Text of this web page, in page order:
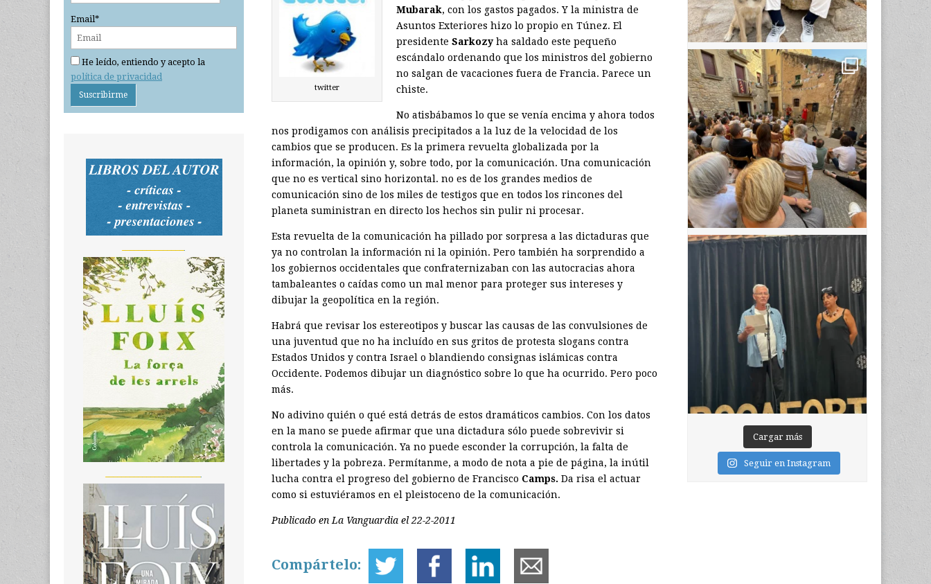
twitter
Mubarak, con los gastos pagados. Y la ministra de
Asuntos Exteriores hizo lo propio en Túnez. El
presidente Sarkozyha saldado este pequeño
escándalo ordenando que los ministros del gobierno
no salgan de vacaciones fuera de Francia. Parece un
chiste.
No atisbábamos lo que se venía encima y ahora todos
nos prodigamos con análisis precipitados a la luz de la velocidad de los
cambios que se producen. Es la primera revuelta globalizada por la
información, la opinión y, sobre todo, por la comunicación. Una comunicación
que no es vertical sino horizontal. no es de los grandes medios de
comunicación sino de los miles de testigos que en todos los rincones del
planeta suministran en directo los hechos sin pulir ni procesar.
Esta revuelta de la comunicación ha pillado por sorpresa a las dictaduras que
ya no controlan la información ni la opinión. Pero también ha sorprendido a
los gobiernos occidentales que confraternizaban con las autocracias ahora
tambaleantes o caídas como un mal menor para proteger sus intereses y
dibujar la geopolítica en la región.
Habrá que revisar los estereotipos y buscar las causas de las convulsiones de
una juventud que no ha incluído en sus gritos de protesta slogans contra
Estados Unidos y contra Israel o blandiendo consignas islámicas contra
Occidente. Podemos dibujar un diagnóstico sobre lo que ha ocurrido. Pero poco
más.
No adivino quién o qué está detrás de estos dramáticos cambios. Con los datos
en la mano se puede afirmar que una dictadura sólo puede sobrevivir si
controla la comunicación. Ya no puede esconder la corrupción, la falta de
libertades y la pobreza. Permítanme, a modo de nota a pie de página, la inútil
lucha contra el progreso del gobierno de Francisco Camps. Da risa el actuar
como si estuviéramos en el pleistoceno de la comunicación.
Publicado en La Vanguardia el 22-2-2011
Compártelo:
Email*
He leído, entiendo y acepto la
política de privacidad
Cargar más
Seguir en Instagram